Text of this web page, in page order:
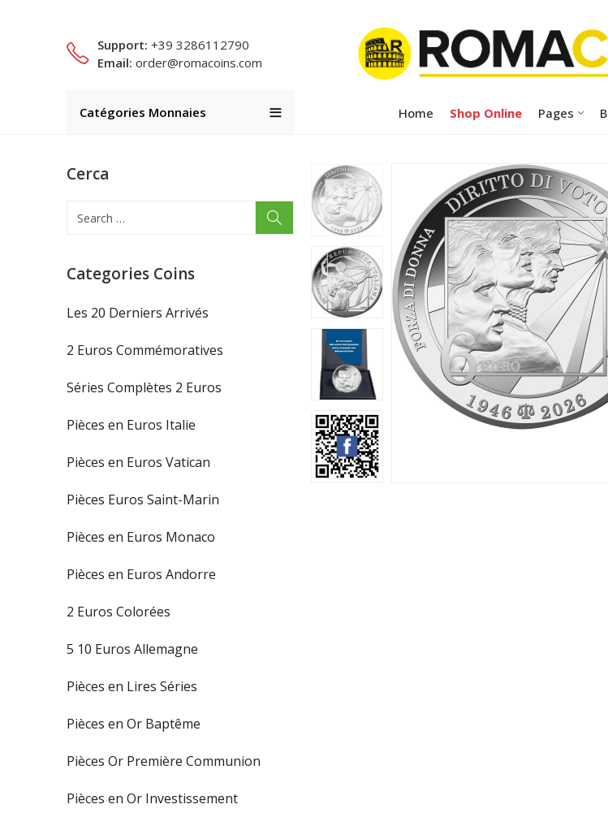
Support: +39 3286112790
Email: order@romacoins.com
Catégories Monnaies Home Shop Online Pages
Cerca
Categories Coins
Les 20 Derniers Arrivés
2 Euros Commémoratives
Séries Complètes 2 Euros
Pièces en Euros Italie
Pièces en Euros Vatican
Pièces Euros Saint-Marin
Pièces en Euros Monaco
Pièces en Euros Andorre
2 Euros Colorées
5 10 Euros Allemagne
Pièces en Lires Séries
Pièces en Or Baptême
Pièces Or Première Communion
Pièces en Or Investissement